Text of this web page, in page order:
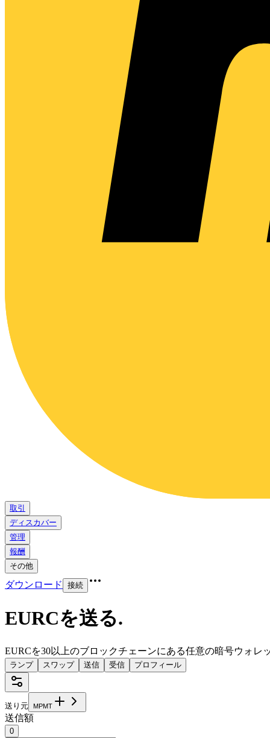
取引
ディスカバー
管理
報酬
その他
ダウンロード 接続
EURCを送る.
EURCを30以上のブロックチェーンにある任意の暗号ウォレ
ランプ スワップ 送信 受信 プロフィール
送り元 MPMT
送信額
0